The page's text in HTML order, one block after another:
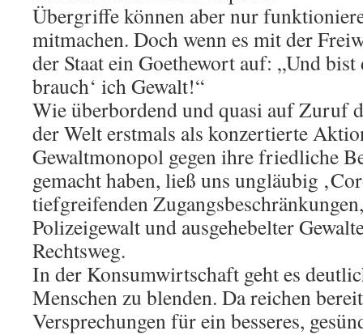
Übergriffe können aber nur
mitmachen. Doch wenn es mit der
der Staat ein Goethewort auf: „Und
brauch‘ ich Gewalt!“
Wie überbordend und quasi auf Zuruf
der Welt erstmals als konzertierte
Gewaltmonopol gegen ihre friedliche
gemacht haben, ließ uns ungläubig
tiefgreifenden
Polizeigewalt und ausgehebelter
Rechtsweg.
In der Konsumwirtschaft geht es
Menschen zu blenden. Da reichen
Versprechungen für ein besseres,